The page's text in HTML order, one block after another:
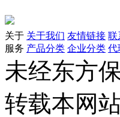
关于 关于我们 友情链接 联
服务 产品分类 企业分类 代
未经东方
转载本网